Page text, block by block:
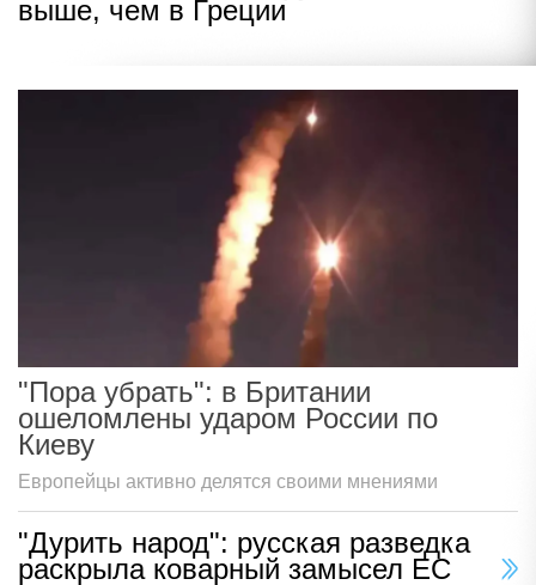
выше, чем в Греции
"Пора убрать": в Британии
ошеломлены ударом России по
Киеву
Европейцы активно делятся своими мнениями
"Дурить народ": русская разведка
раскрыла коварный замысел ЕС